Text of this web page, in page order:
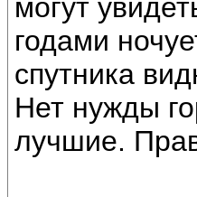
могут
годами
спутника
Нет нужды
лучшие.